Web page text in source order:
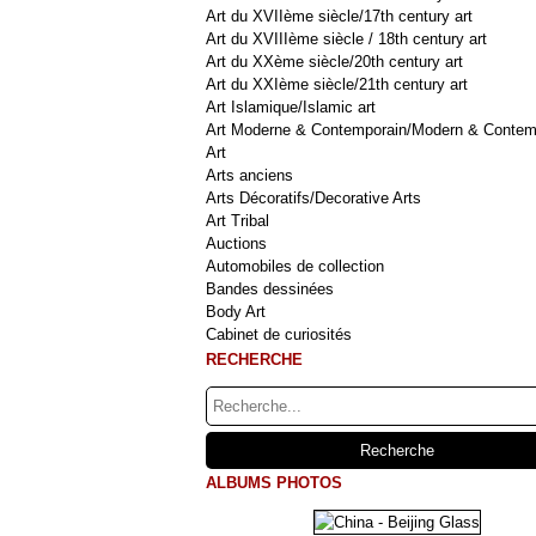
Art du XVIIème siècle/17th century art
Art du XVIIIème siècle / 18th century art
Art du XXème siècle/20th century art
Art du XXIème siècle/21th century art
Art Islamique/Islamic art
Art Moderne & Contemporain/Modern &
Art
Arts anciens
Arts Décoratifs/Decorative Arts
Art Tribal
Auctions
Automobiles de collection
Bandes dessinées
Body Art
Cabinet de curiosités
RECHERCHE
ALBUMS PHOTOS